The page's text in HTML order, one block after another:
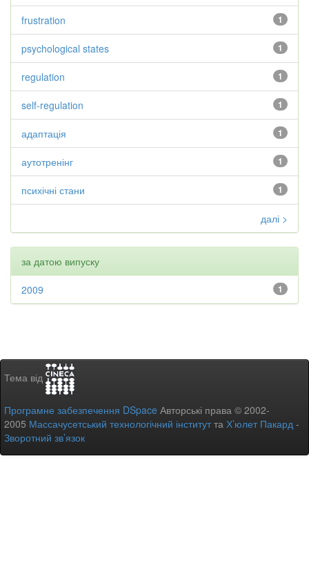
1
frustration
1
psychological states
1
regulation
1
self-regulation
1
адаптація
1
аутотренінг
1
психічні стани
далі >
за датою випуску
1
2009
Тема від
Програмне забезпечення DSpace Авторські права © 2002-
2005 Массачусетський технологічний інститутта Х’юлет Пакард -
Зворотний зв’язок